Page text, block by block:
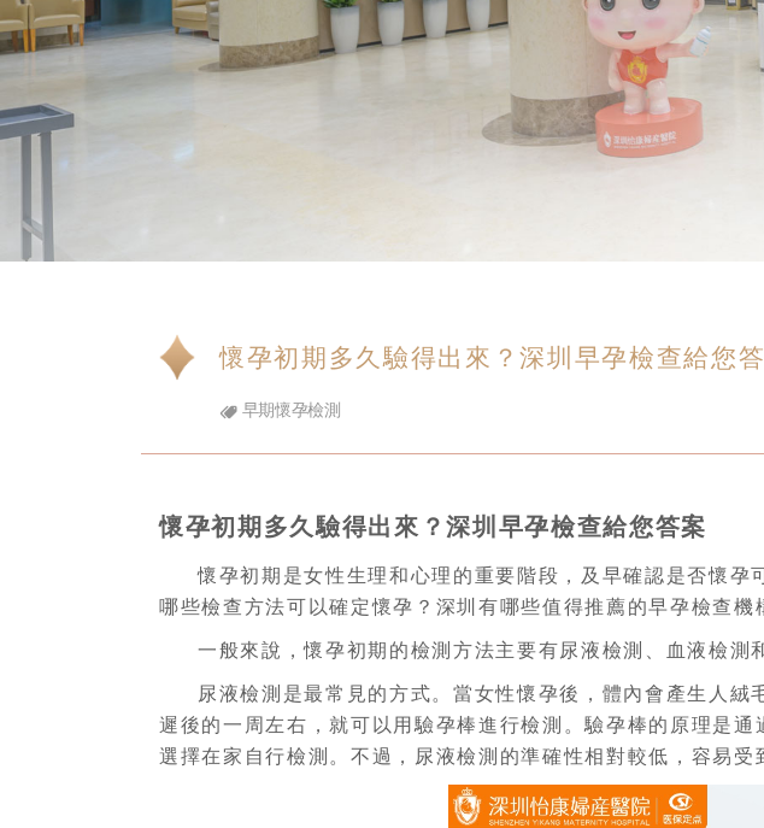
懷孕初期多久驗得出來？深圳早孕檢查給您
早期懷孕檢測
懷孕初期多久驗得出來？深圳早孕檢查給您答案
懷孕初期是女性生理和心理的重要階段，及早確認是否懷
哪些檢查方法可以確定懷孕？深圳有哪些值得推薦的早孕檢查機
一般來說，懷孕初期的檢測方法主要有尿液檢測、血液檢測
尿液檢測是最常見的方式。當女性懷孕後，體內會產生人
遲後的一周左右，就可以用驗孕棒進行檢測。驗孕棒的原理是
選擇在家自行檢測。不過，尿液檢測的準確性相對較低，容易受